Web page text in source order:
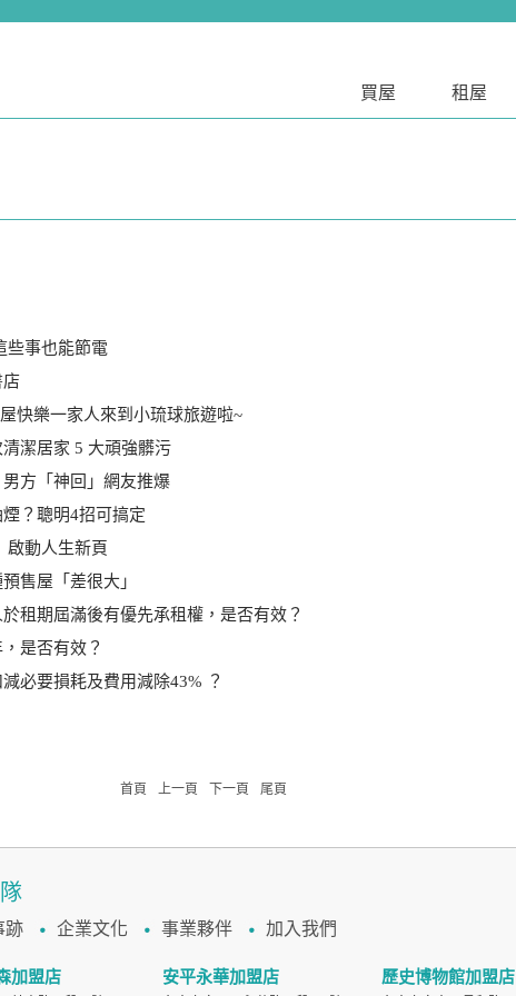
買屋 租屋
些事也能節電
店
快樂一家人來到小琉球旅遊啦~
潔居家 5 大頑強髒污
方「神回」網友推爆
？聰明4招可搞定
啟動人生新頁
售屋「差很大」
租期屆滿後有優先承租權，是否有效？
是否有效？
必要損耗及費用減除43% ？
首頁 上一頁 下一頁 尾頁
跡 企業文化 事業夥伴 加入我們
加盟店 安平永華加盟店 歷史博物館加盟店